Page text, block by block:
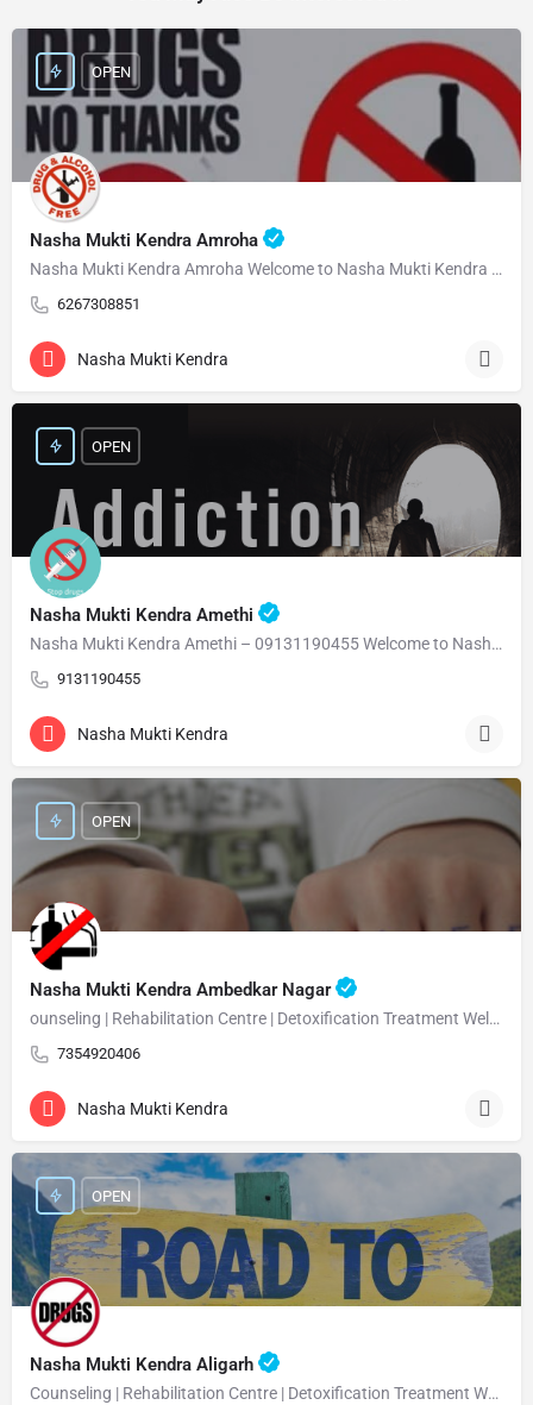
Nasha Mukti Kendra Amroha
Nasha Mukti Kendra Amroha Welcome to Nasha Mukti Kendra Amroha ( नशा मुक्ति केंद्र अमरोहा ) हमारे केंद्र…
6267308851
OPEN
Nasha Mukti Kendra
Nasha Mukti Kendra Amethi
Nasha Mukti Kendra Amethi – 09131190455 Welcome to Nasha Mukti Kendra Amethi ( नशा मुक्ति केंद्र अमेठी )…
9131190455
OPEN
Nasha Mukti Kendra
Nasha Mukti Kendra Ambedkar Nagar
ounseling | Rehabilitation Centre | Detoxification Treatment Welcome Nasha Mukti Kendra Ambedkar Nagar –…
7354920406
OPEN
Nasha Mukti Kendra
Nasha Mukti Kendra Aligarh
Counseling | Rehabilitation Centre | Detoxification Treatment Welcome Nasha Mukti Kendra Aligarh Nasha…
OPEN